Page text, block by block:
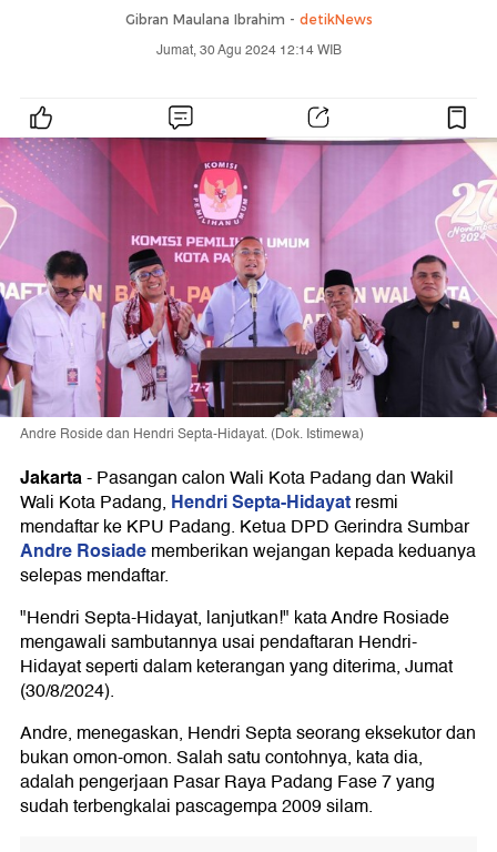
Gibran Maulana Ibrahim - detikNews
Jumat, 30 Agu 2024 12:14 WIB
Andre Roside dan Hendri Septa-Hidayat. (Dok. Istimewa)
Jakarta-Pasangan calon Wali Kota Padang dan Wakil
Wali Kota Padang, Hendri Septa-Hidayatresmi
mendaftar ke KPU Padang. Ketua DPD Gerindra Sumbar
Andre Rosiadememberikan wejangan kepada keduanya
selepas mendaftar.
"Hendri Septa-Hidayat, lanjutkan!" kata Andre Rosiade
mengawali sambutannya usai pendaftaran Hendri-
Hidayat seperti dalam keterangan yang diterima, Jumat
(30/8/2024).
Andre, menegaskan, Hendri Septa seorang eksekutor dan
bukan omon-omon. Salah satu contohnya, kata dia,
adalah pengerjaan Pasar Raya Padang Fase 7 yang
sudah terbengkalai pascagempa 2009 silam.